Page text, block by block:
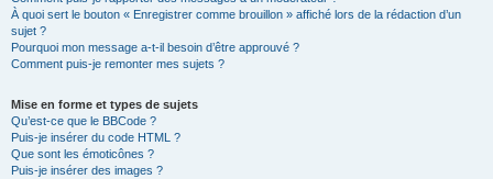
À quoi sert le bouton « Enregistrer comme brouillon » affiché lors de la rédaction d’un
sujet ?
Pourquoi mon message a-t-il besoin d’être approuvé ?
Comment puis-je remonter mes sujets ?
Mise en forme et types de sujets
Qu’est-ce que le BBCode ?
Puis-je insérer du code HTML ?
Que sont les émoticônes ?
Puis-je insérer des images ?